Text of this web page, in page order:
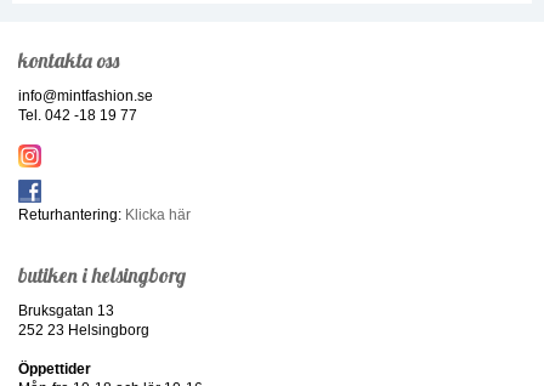
kontakta oss
info@mintfashion.se
Tel. 042 -18 19 77
Returhantering: Klicka här
butiken i helsingborg
Bruksgatan 13
252 23 Helsingborg
Öppettider